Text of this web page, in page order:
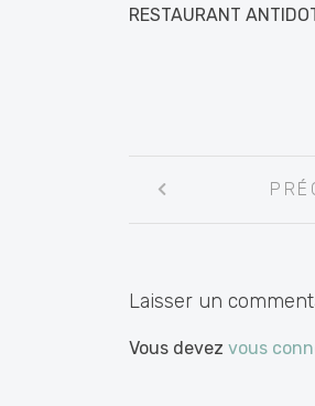
RESTAURANT
entre
Laisser un
Vous devez vous